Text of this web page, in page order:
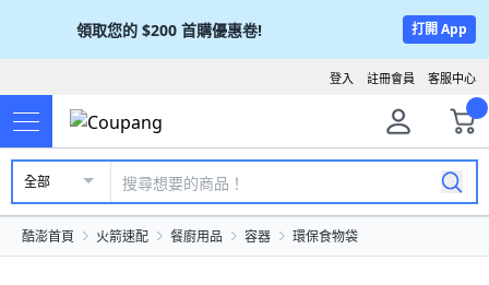
領取您的 $200 首購優惠卷! 打開 App
客服中心
註冊會員
登入
全部
酷澎首頁 火箭速配 餐廚用品 容器 環保食物袋